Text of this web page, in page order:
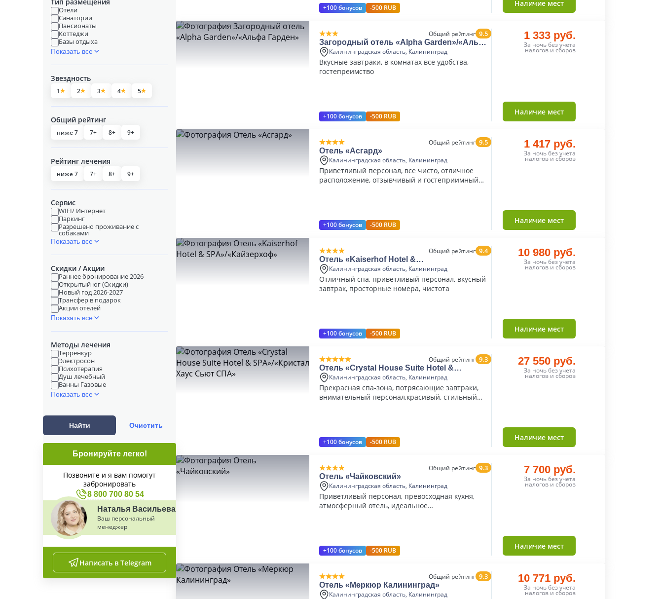
Отели
Санатории
Пансионаты
Коттеджи
Базы отдыха
Показать все
Звездность
1 2 3 4 5
Общий рейтинг
ниже 7 7+ 8+ 9+
Рейтинг лечения
ниже 7 7+ 8+ 9+
Сервис
WIFI/ Интернет
Паркинг
Разрешено проживание с
собаками
Показать все
Скидки / Акции
Раннее бронирование 2026
Открытый юг (Скидки)
Новый год 2026-2027
Трансфер в подарок
Акции отелей
Показать все
Методы лечения
Терренкур
Электросон
Психотерапия
Душ лечебный
Ванны Газовые
Показать все
Найти Очистить
Бронируйте легко!
Позвоните и я вам помогут
забронировать
8 800 700 80 54
Наталья Васильева
Ваш персональный
менеджер
Написать в Telegram
+100 бонусов -500 RUB Наличие мест
Общий рейтинг 9.5
Загородный отель «Alpha Garden»/«Альфа
Гарден»
Калининградская область, Калининград
Вкусные завтраки, в комнатах все удобства,
гостепреимство
+100 бонусов -500 RUB
1 333 руб.
За ночь без учета
налогов и сборов
Наличие мест
Общий рейтинг 9.5
Отель «Асгард»
Калининградская область, Калининград
Приветливый персонал, все чисто, отличное
расположение, отзывчивый и гостеприимный
+100 бонусов -500 RUB
1 417 руб.
За ночь без учета
налогов и сборов
Наличие мест
Общий рейтинг 9.4
Отель «Kaiserhof Hotel &
SPA»/«Кайзерхоф»
Калининградская область, Калининград
Отличный спа, приветливый персонал, вкусный
завтрак, просторные номера, чистота
+100 бонусов -500 RUB
10 980 руб.
За ночь без учета
налогов и сборов
Наличие мест
Общий рейтинг 9.3
Отель «Crystal House Suite Hotel &
SPA»/«Кристал Хаус Сьют СПА»
Калининградская область, Калининград
Прекрасная спа-зона, потрясающие завтраки,
внимательный персонал,красивый, стильный
+100 бонусов -500 RUB
27 550 руб.
За ночь без учета
налогов и сборов
Наличие мест
Общий рейтинг 9.3
Отель «Чайковский»
Калининградская область, Калининград
Приветливый персонал, превосходная кухня,
атмосферный отель, идеальное
+100 бонусов -500 RUB
7 700 руб.
За ночь без учета
налогов и сборов
Наличие мест
Общий рейтинг 9.3
Отель «Меркюр Калининград»
Калининградская область, Калининград
10 771 руб.
За ночь без учета
налогов и сборов